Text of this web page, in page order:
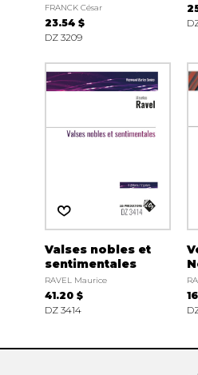
FRANCK César
23.54 $
DZ 3209
Valses nobles et
sentimentales
RAVEL Maurice
41.20 $
DZ 3414